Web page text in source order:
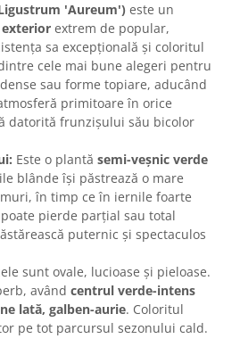
'Aureum') este un
exterior extrem de popular,
sa excepțională și coloritul
cele mai bune alegeri pentru
sau forme topiare, aducând
primitoare în orice
datorită frunzișului său bicolor
Este o plantă semi-veșnic verde
blânde își păstrează o mare
în timp ce în iernile foarte
pierde parțial sau total
puternic și spectaculos
sunt ovale, lucioase și pieloase.
având centrul verde-intens
lată, galben-aurie. Coloritul
pe tot parcursul sezonului cald.